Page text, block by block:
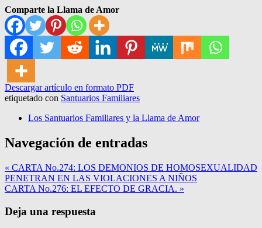
Comparte la Llama de Amor
Descargar artículo en formato PDF
etiquetado con Santuarios Familiares
Los Santuarios Familiares y la Llama de Amor
Navegación de entradas
« CARTA No.274: LOS DEMONIOS DE HOMOSEXUALIDAD
PENETRAN EN LAS VIOLACIONES A NIÑOS
CARTA No.276: EL EFECTO DE GRACIA. »
Deja una respuesta